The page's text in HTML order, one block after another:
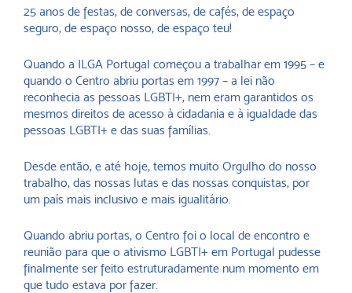
25 anos de festas, de conversas, de cafés, de espaço
seguro, de espaço nosso, de espaço teu!
Quando a ILGA Portugal começou a trabalhar em 1995 – e
quando o Centro abriu portas em 1997 – a lei não
reconhecia as pessoas LGBTI+, nem eram garantidos os
mesmos direitos de acesso à cidadania e à igualdade das
pessoas LGBTI+ e das suas famílias.
Desde então, e até hoje, temos muito Orgulho do nosso
trabalho, das nossas lutas e das nossas conquistas, por
um país mais inclusivo e mais igualitário.
Quando abriu portas, o Centro foi o local de encontro e
reunião para que o ativismo LGBTI+ em Portugal pudesse
finalmente ser feito estruturadamente num momento em
que tudo estava por fazer.